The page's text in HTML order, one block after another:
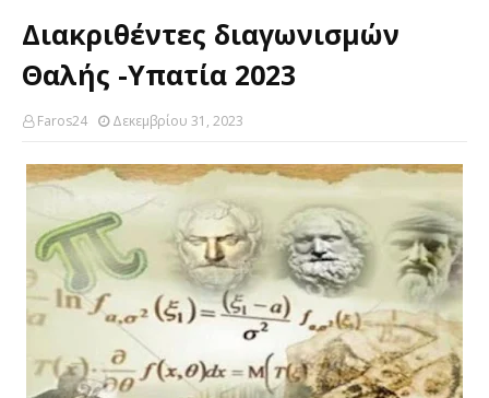
Διακριθέντες διαγωνισμών
Θαλής -Υπατία 2023
Faros24 Δεκεμβρίου 31, 2023